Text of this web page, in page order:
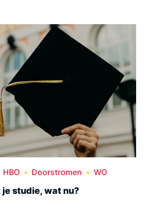
HBO Doorstromen WO
studie, wat nu?